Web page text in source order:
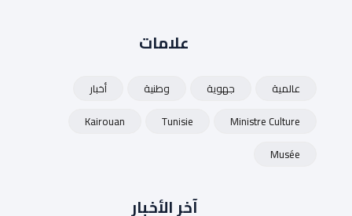
علامات
عالمية جهوية وطنية
أخبار
Ministre Culture
Tunisie
Kairouan
Musée
آخر الأخبار